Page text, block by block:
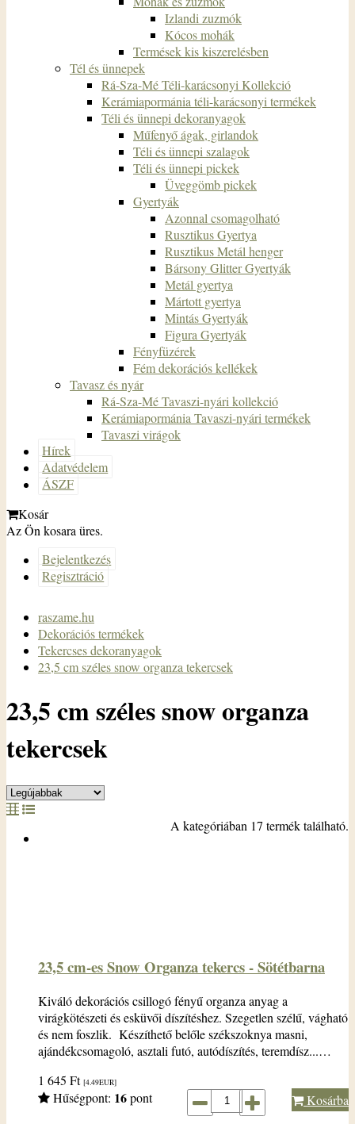
Izlandi zuzmók
Kócos mohák
Termések kis kiszerelésben
Tél és ünnepek
Rá-Sza-Mé Téli-karácsonyi Kollekció
Kerámiapormánia téli-karácsonyi termékek
Téli és ünnepi dekoranyagok
Műfenyő ágak, girlandok
Téli és ünnepi szalagok
Téli és ünnepi pickek
Üveggömb pickek
Gyertyák
Azonnal csomagolható
Rusztikus Gyertya
Rusztikus Metál henger
Bársony Glitter Gyertyák
Metál gyertya
Mártott gyertya
Mintás Gyertyák
Figura Gyertyák
Fényfüzérek
Fém dekorációs kellékek
Tavasz és nyár
Rá-Sza-Mé Tavaszi-nyári kollekció
Kerámiapormánia Tavaszi-nyári termékek
Tavaszi virágok
Hírek
Adatvédelem
ÁSZF
Kosár
Az Ön kosara üres.
Bejelentkezés
Regisztráció
raszame.hu
Dekorációs termékek
Tekercses dekoranyagok
23,5 cm széles snow organza tekercsek
23,5 cm széles snow organza
tekercsek
A kategóriában 17 termék található.
23,5 cm-es Snow Organza tekercs - Sötétbarna
Kiváló dekorációs csillogó fényű organza anyag a
virágkötészeti és esküvői díszítéshez. Szegetlen szélű, vágható
és nem foszlik. Készíthető belőle székszoknya masni,
ajándékcsomagoló, asztali futó, autódíszítés, teremdísz...…
1 645 Ft [4.49EUR]
Hűségpont: 16pont Kosárba